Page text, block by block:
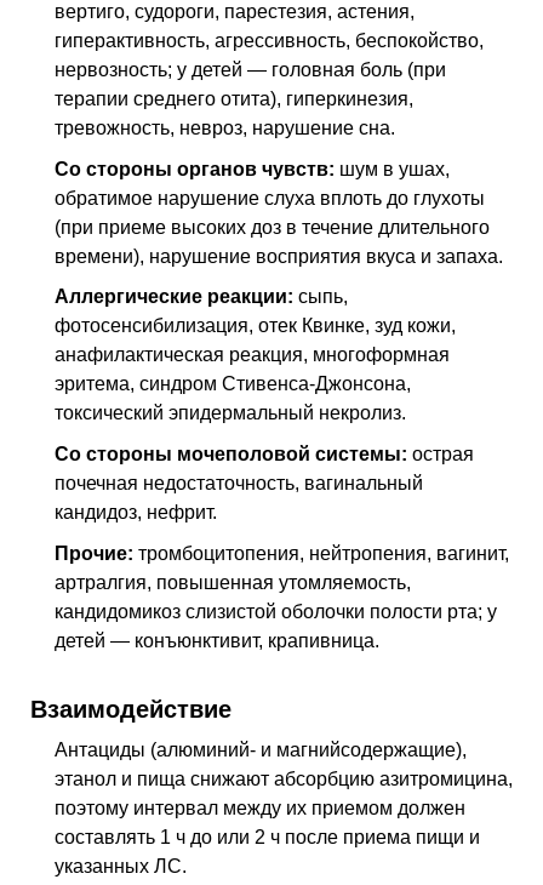
вертиго, судороги, парестезия, астения,
гиперактивность, агрессивность, беспокойство,
нервозность; у детей — головная боль (при
терапии среднего отита), гиперкинезия,
тревожность, невроз, нарушение сна.
Со стороны органов чувств: шум в ушах,
обратимое нарушение слуха вплоть до глухоты
(при приеме высоких доз в течение длительного
времени), нарушение восприятия вкуса и запаха.
Аллергические реакции: сыпь,
фотосенсибилизация, отек Квинке, зуд кожи,
анафилактическая реакция, многоформная
эритема, синдром Стивенса-Джонсона,
токсический эпидермальный некролиз.
Со стороны мочеполовой системы: острая
почечная недостаточность, вагинальный
кандидоз, нефрит.
Прочие: тромбоцитопения, нейтропения, вагинит,
артралгия, повышенная утомляемость,
кандидомикоз слизистой оболочки полости рта; у
детей — конъюнктивит, крапивница.
Взаимодействие
Антациды (алюминий- и магнийсодержащие),
этанол и пища снижают абсорбцию азитромицина,
поэтому интервал между их приемом должен
составлять 1 ч до или 2 ч после приема пищи и
указанных ЛС.